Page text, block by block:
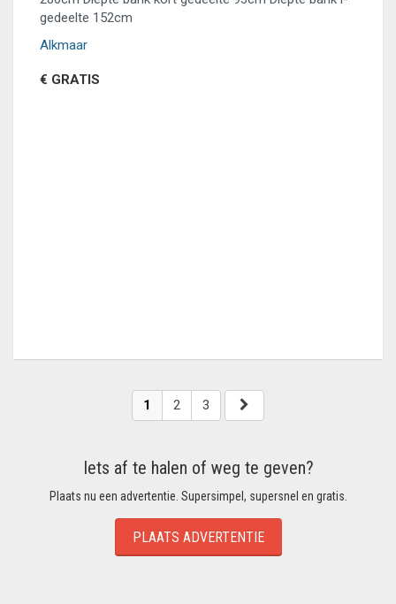
gedeelte 152cm
Alkmaar
€ GRATIS
1 2 3
Iets af te halen of weg te geven?
Plaats nu een advertentie. Supersimpel, supersnel en gratis.
PLAATS ADVERTENTIE